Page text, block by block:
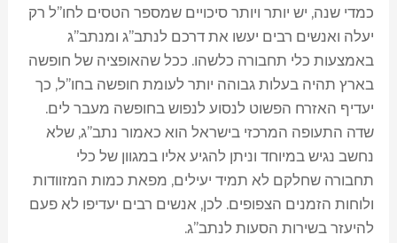
כמדי שנה, יש יותר ויותר סיכויים שמספר הטסים לחו"ל רק
יעלה ואנשים רבים יעשו את דרכם לנתב"ג ומנתב"ג
באמצעות כלי תחבורה כלשהו. ככל שהאופציה של חופשה
בארץ תהיה בעלות גבוהה יותר לעומת חופשה בחו"ל, כך
יעדיף האזרח הפשוט לנסוע לנפוש בחופשה מעבר לים.
שדה התעופה המרכזי בישראל הוא כאמור נתב"ג, שלא
נחשב נגיש במיוחד וניתן להגיע אליו במגוון של כלי
תחבורה שחלקם לא תמיד יעילים, מפאת כמות המזוודות
ולוחות הזמנים הצפופים. לכן, אנשים רבים יעדיפו לא פעם
להיעזר בשירות הסעות לנתב"ג.